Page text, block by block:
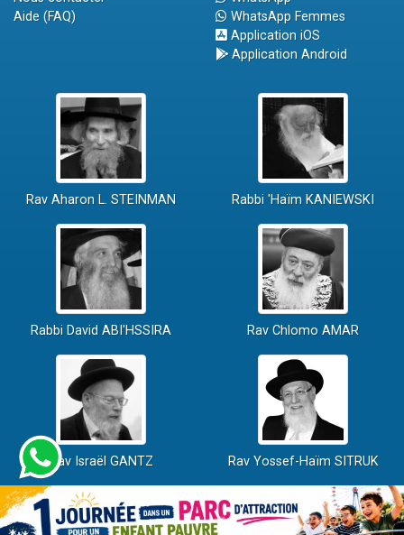
Aide (FAQ)
WhatsApp Femmes
Application iOS
Application Android
Rav Aharon L. STEINMAN Rabbi 'Haïm KANIEWSKI
Rabbi David ABI'HSSIRA Rav Chlomo AMAR
Rav Israël GANTZ Rav Yossef-Haïm SITRUK